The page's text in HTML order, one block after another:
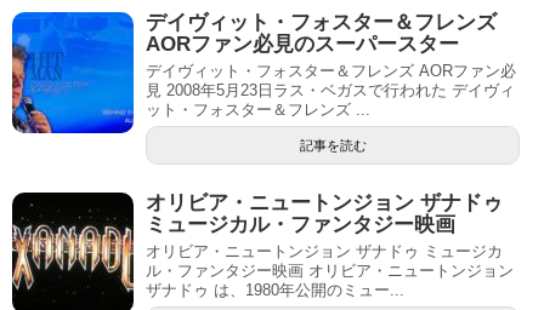
デイヴィット・フォスター＆フレンズ
AORファン必見のスーパースター
デイヴィット・フォスター＆フレンズ AORファン必
見 2008年5月23日ラス・ベガスで行われた デイヴィ
ット・フォスター＆フレンズ ...
記事を読む
オリビア・ニュートンジョン ザナドゥ
ミュージカル・ファンタジー映画
オリビア・ニュートンジョン ザナドゥ ミュージカ
ル・ファンタジー映画 オリビア・ニュートンジョン
ザナドゥ は、1980年公開のミュー...